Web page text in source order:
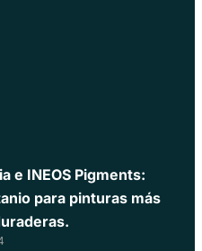
e INEOS Pigments:
para pinturas más